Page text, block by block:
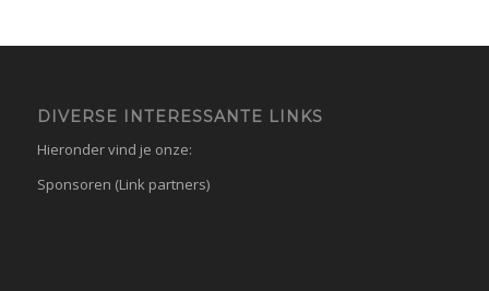
DIVERSE INTERESSANTE LINKS
Hieronder vind je onze:
Sponsoren (Link partners)